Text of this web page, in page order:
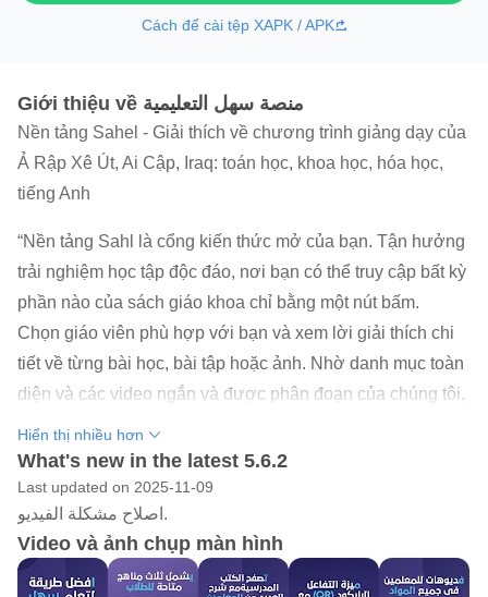
Cách để cài tệp XAPK / APK
Giới thiệu về منصة سهل التعليمية
Nền tảng Sahel - Giải thích về chương trình giảng dạy của
Ả Rập Xê Út, Ai Cập, Iraq: toán học, khoa học, hóa học,
tiếng Anh
“Nền tảng Sahl là cổng kiến ​​thức mở của bạn. Tận hưởng
trải nghiệm học tập độc đáo, nơi bạn có thể truy cập bất kỳ
phần nào của sách giáo khoa chỉ bằng một nút bấm.
Chọn giáo viên phù hợp với bạn và xem lời giải thích chi
tiết về từng bài học, bài tập hoặc ảnh. Nhờ danh mục toàn
diện và các video ngắn và được phân đoạn của chúng tôi,
bạn sẽ tìm thấy mọi thứ mình cần để đạt điểm cao nhất.
Mục tiêu của chúng tôi là cung cấp cách học dễ dàng và
nhanh nhất.
Nền tảng Sahl bao gồm thư viện kỹ thuật số giải thích bài
học lớn nhất trong thế giới Ả Rập. Với hơn 2.500 giáo
viên, 600.000 video và 20.000 giờ giảng dạy, chúng tôi
Hiển thị nhiều hơn
What's new in the latest 5.6.2
Last updated on 2025-11-09
اصلاح مشكلة الفيديو.
Video và ảnh chụp màn hình